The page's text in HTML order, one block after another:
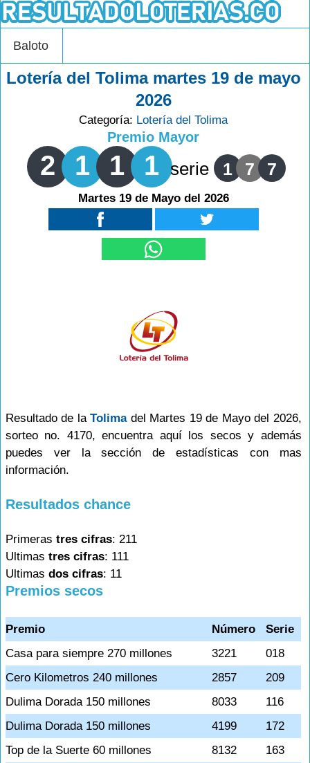
Baloto
Lotería del Tolima martes 19 de mayo
2026
Categoría: Lotería del Tolima
Premio Mayor
2 1 1 1 serie 1 7 7
Martes 19 de Mayo del 2026
Resultado de laTolimadel Martes 19 de Mayo del 2026,
sorteo no. 4170, encuentra aquí los secos y además
puedes ver la sección de estadísticas con mas
información.
Resultados chance
Primeras tres cifras: 211
Ultimas tres cifras: 111
Ultimas dos cifras: 11
Premios secos
Premio Número
Serie
Casa para siempre 270 millones
3221
018
Cero Kilometros 240 millones
2857
209
Dulima Dorada 150 millones
8033
116
Dulima Dorada 150 millones
4199
172
Top de la Suerte 60 millones
8132
163